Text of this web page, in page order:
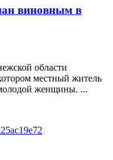
виновным в
области
местный житель
женщины. ...